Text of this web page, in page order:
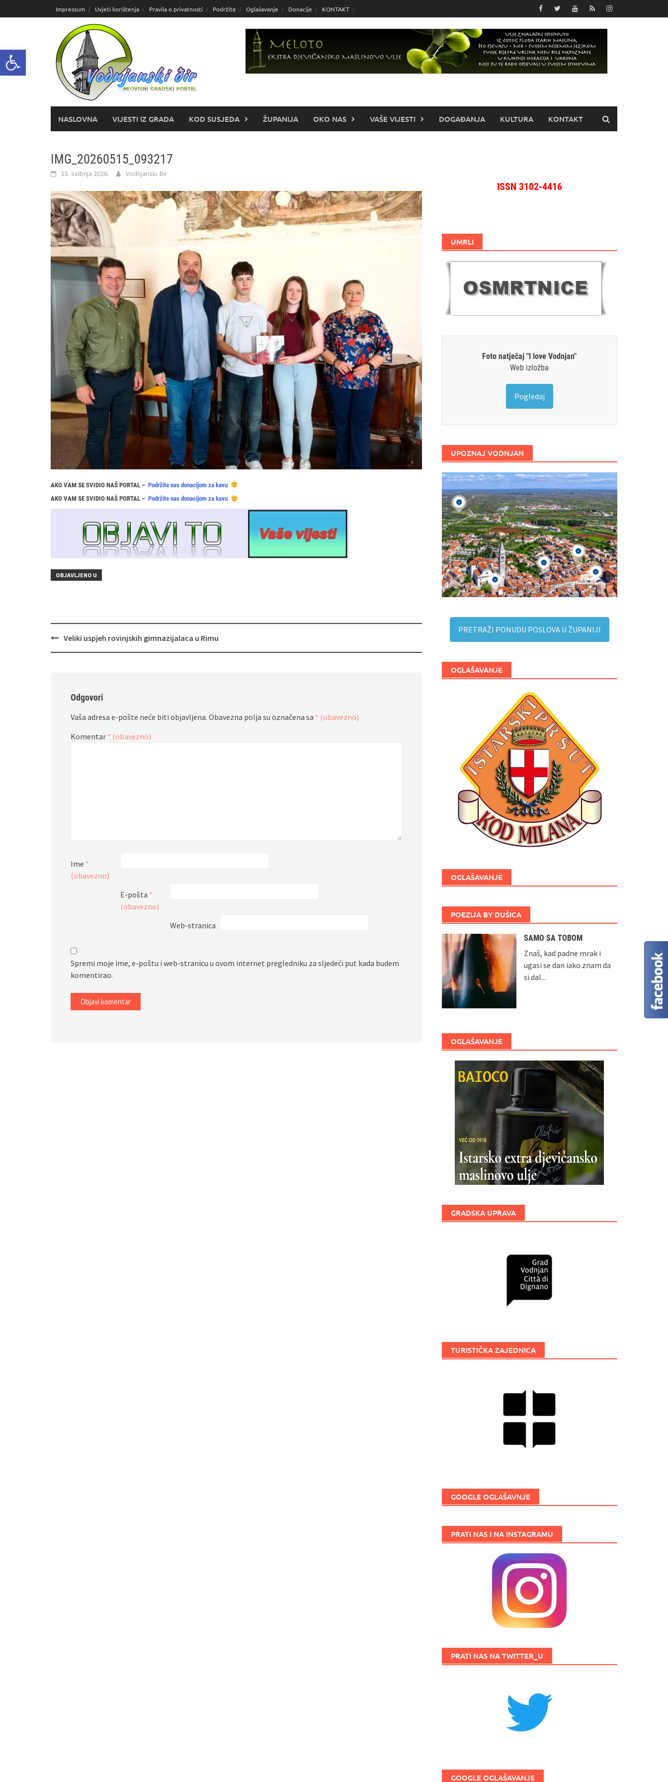
Open toolbar
do
Impressum Uvjeti korištenja Pravila o privatnosti Podržite Oglašavanje Donacije KONTAKT
NASLOVNA VIJESTI IZ GRADA KOD SUSJEDA ŽUPANIJA OKO NAS VAŠE VIJESTI DOGAĐANJA KULTURA KONTAKT
IMG_20260515_093217
15. svibnja 2026. Vodnjanski Đir
AKO VAM SE SVIDIO NAŠ PORTAL – Podržite nas donacijom za kavu
AKO VAM SE SVIDIO NAŠ PORTAL – Podržite nas donacijom za kavu
OBJAVLJENO U
Navigacija
Veliki uspjeh rovinjskih gimnazijalaca u Rimu
Odgovori
Vaša adresa e-pošte neće biti objavljena. Obavezna polja su označena sa * (obavezno)
Komentar * (obavezno)
Ime *
(obavezno)
E-pošta *
(obavezno)
Web-stranica
Spremi moje ime, e-poštu i web-stranicu u ovom internet pregledniku za sljedeći put kada budem
komentirao.
ISSN 3102-4416
UMRLI
Foto natječaj "I love Vodnjan"
Web izložba
Pogledaj
UPOZNAJ VODNJAN
PRETRAŽI PONUDU POSLOVA U ŽUPANIJI
OGLAŠAVANJE
OGLAŠAVANJE
POEZIJA BY DUŠICA
SAMO SA TOBOM
Znaš, kad padne mrak i
ugasi se dan iako znam da
si dal...
OGLAŠAVANJE
GRADSKA UPRAVA
TURISTIČKA ZAJEDNICA
GOOGLE OGLAŠAVNJE
PRATI NAS I NA INSTAGRAMU
PRATI NAS NA TWITTER_U
GOOGLE OGLAŠAVANJE